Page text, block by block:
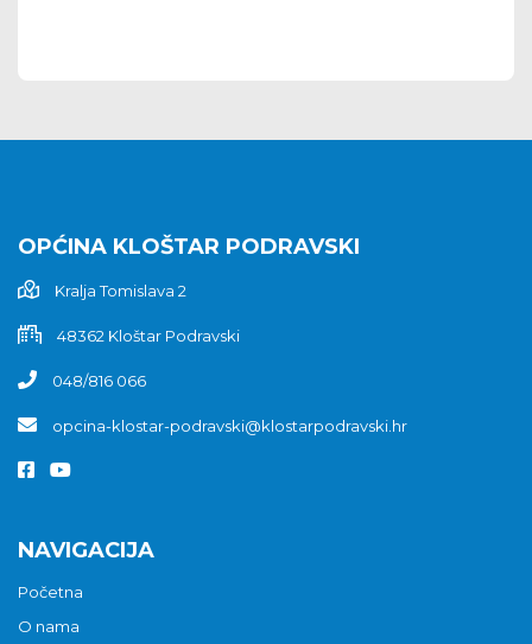
OPĆINA KLOŠTAR PODRAVSKI
Kralja Tomislava 2
48362 Kloštar Podravski
048/816 066
opcina-klostar-podravski@klostarpodravski.hr
NAVIGACIJA
Početna
O nama